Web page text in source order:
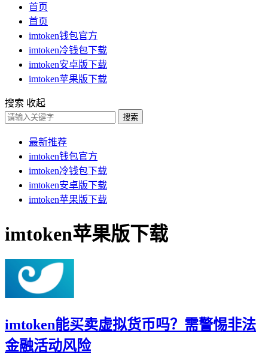
首页
首页
imtoken钱包官方
imtoken冷钱包下载
imtoken安卓版下载
imtoken苹果版下载
搜索 收起
搜索
最新推荐
imtoken钱包官方
imtoken冷钱包下载
imtoken安卓版下载
imtoken苹果版下载
imtoken苹果版下载
imtoken能买卖虚拟货币吗？需警惕非法
金融活动风险